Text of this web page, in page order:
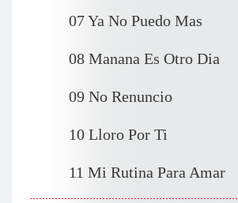
07 Ya No Puedo Mas
08 Manana Es Otro Dia
09 No Renuncio
10 Lloro Por Ti
11 Mi Rutina Para Amar